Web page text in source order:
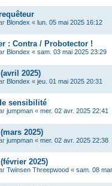
Blondex « lun. 05 mai 2025 16:12
: Contra / Probotector !
Blondex « sam. 03 mai 2025 23:29
2025)
Blondex « jeu. 01 mai 2025 20:31
sensibilité
jumpman « mer. 02 avr. 2025 22:41
2025)
jumpman « mer. 02 avr. 2025 22:38
2025)
Twinsen Threepwood « sam. 08